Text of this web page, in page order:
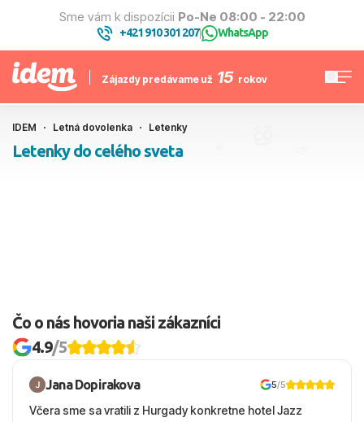
Sme vám k dispozícii Po-Ne 08:00 - 22:00
+421 910 301 207| WhatsApp
Zájazdy predávame už 15 rokov
IDEM Letná dovolenka Letenky
Letenky do celého sveta
Čo o nás hovoria naši zákazníci
4.9/5
Jana Dopirakova 5/5
Včera sme sa vratili z Hurgady konkretne hotel Jazz